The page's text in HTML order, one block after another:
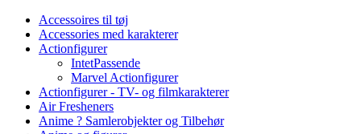
Accessoires til tøj
Accessories med karakterer
Actionfigurer
IntetPassende
Marvel Actionfigurer
Actionfigurer - TV- og filmkarakterer
Air Fresheners
Anime ? Samlerobjekter og Tilbehør